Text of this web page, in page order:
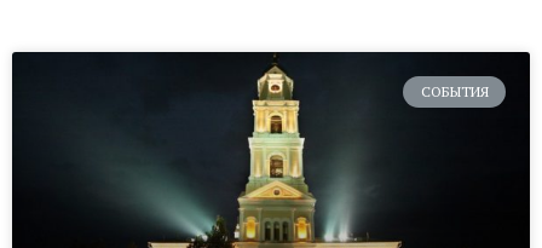
СОБЫТИЯ